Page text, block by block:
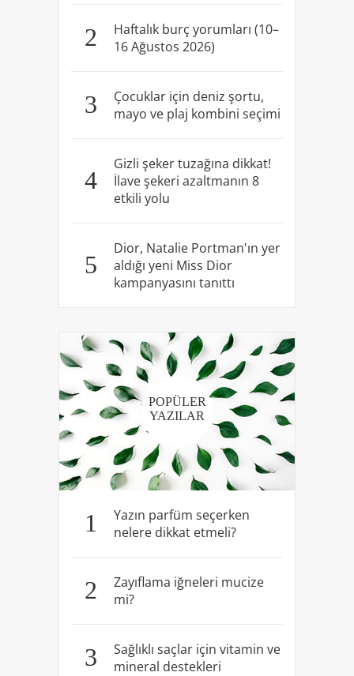
2
Haftalık burç yorumları (10–
16 Ağustos 2026)
3
Çocuklar için deniz şortu,
mayo ve plaj kombini seçimi
4
Gizli şeker tuzağına dikkat!
İlave şekeri azaltmanın 8
etkili yolu
5
Dior, Natalie Portman'ın yer
aldığı yeni Miss Dior
kampanyasını tanıttı
POPÜLER
YAZILAR
1
Yazın parfüm seçerken
nelere dikkat etmeli?
2
Zayıflama iğneleri mucize
mi?
3
Sağlıklı saçlar için vitamin ve
mineral destekleri